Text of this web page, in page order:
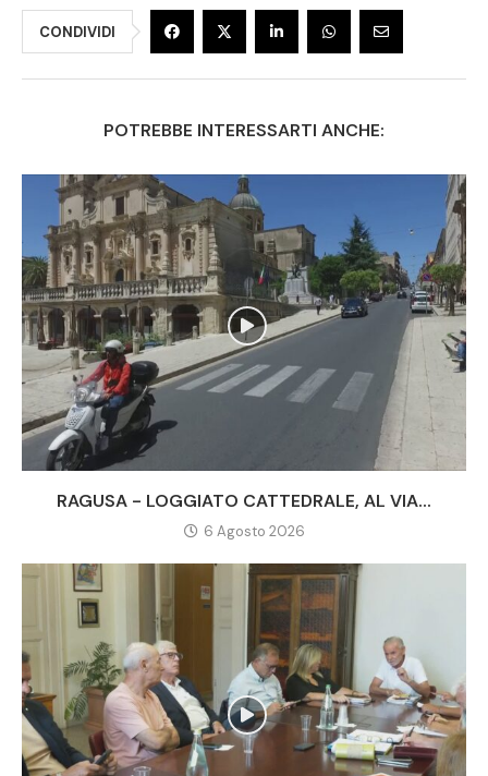
CONDIVIDI
POTREBBE INTERESSARTI ANCHE:
RAGUSA - LOGGIATO CATTEDRALE, AL VIA...
6 Agosto 2026